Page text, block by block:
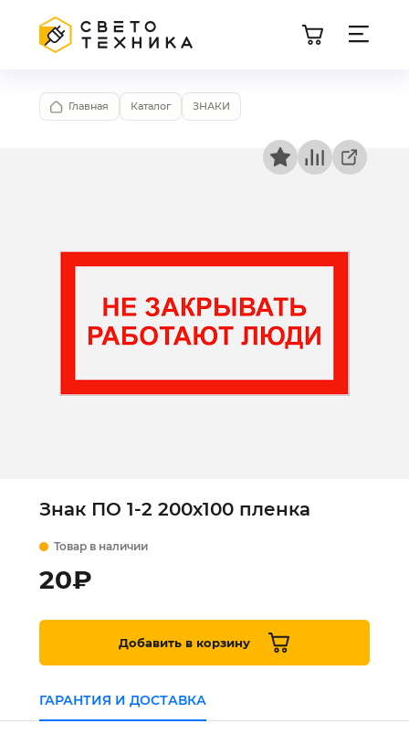
Главная Каталог ЗНАКИ
Знак ПО 1-2 200х100 пленка
Товар в наличии
20₽
Добавить в корзину
ГАРАНТИЯ И ДОСТАВКА